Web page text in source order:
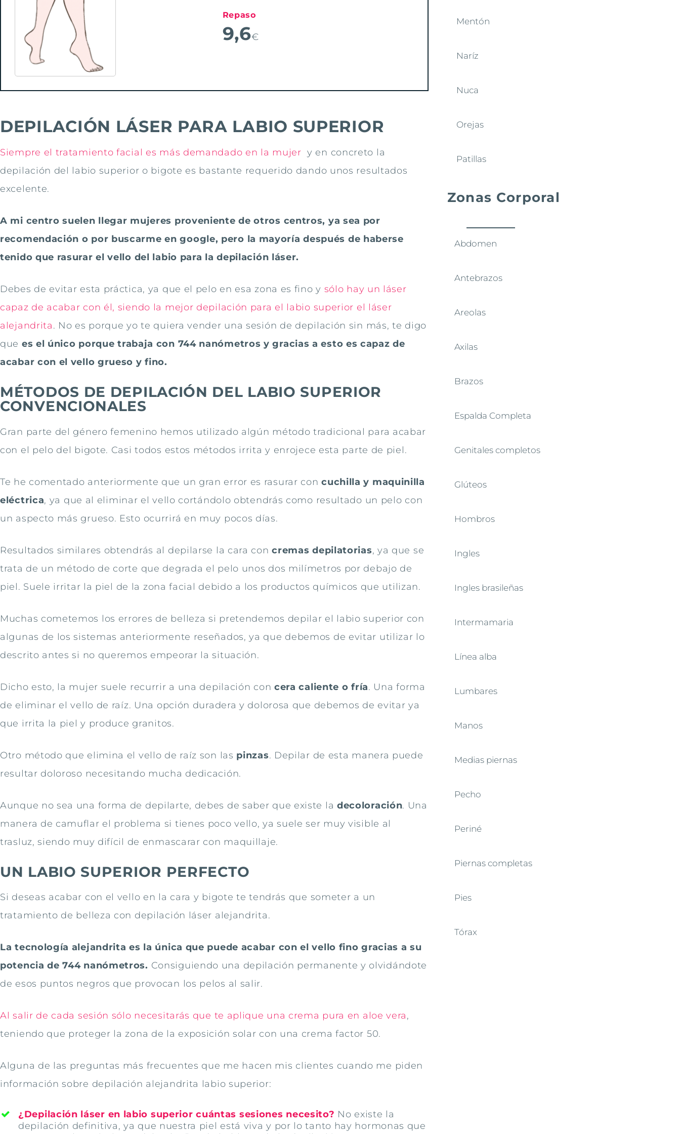
Repaso
9,6€
DEPILACIÓN LÁSER PARA LABIO SUPERIOR
Siempre el tratamiento facial es más demandado en la mujer y en concreto la
depilación del labio superior o bigote es bastante requerido dando unos resultados
excelente.
A mi centro suelen llegar mujeres proveniente de otros centros, ya sea por
recomendación o por buscarme en google, pero la mayoría después de haberse
tenido que rasurar el vello del labio para la depilación láser.
Debes de evitar esta práctica, ya que el pelo en esa zona es fino y sólo hay un láser
capaz de acabar con él, siendo la mejor depilación para el labio superior el láser
alejandrita. No es porque yo te quiera vender una sesión de depilación sin más, te digo
que es el único porque trabaja con 744 nanómetros y gracias a esto es capaz de
acabar con el vello grueso y fino.
MÉTODOS DE DEPILACIÓN DEL LABIO SUPERIOR
CONVENCIONALES
Gran parte del género femenino hemos utilizado algún método tradicional para acabar
con el pelo del bigote. Casi todos estos métodos irrita y enrojece esta parte de piel.
Te he comentado anteriormente que un gran error es rasurar con cuchilla y maquinilla
eléctrica, ya que al eliminar el vello cortándolo obtendrás como resultado un pelo con
un aspecto más grueso. Esto ocurrirá en muy pocos días.
Resultados similares obtendrás al depilarse la cara concremas depilatorias, ya que se
trata de un método de corte que degrada el pelo unos dos milímetros por debajo de
piel. Suele irritar la piel de la zona facial debido a los productos químicos que utilizan.
Muchas cometemos los errores de belleza si pretendemos depilar el labio superior con
algunas de los sistemas anteriormente reseñados, ya que debemos de evitar utilizar lo
descrito antes si no queremos empeorar la situación.
Dicho esto, la mujer suele recurrir a una depilación con cera caliente o fría. Una forma
de eliminar el vello de raíz. Una opción duradera y dolorosa que debemos de evitar ya
que irrita la piel y produce granitos.
Otro método que elimina el vello de raíz son las pinzas. Depilar de esta manera puede
resultar doloroso necesitando mucha dedicación.
Aunque no sea una forma de depilarte, debes de saber que existe la decoloración. Una
manera de camuflar el problema si tienes poco vello, ya suele ser muy visible al
trasluz, siendo muy difícil de enmascarar con maquillaje.
UN LABIO SUPERIOR PERFECTO
Si deseas acabar con el vello en la cara y bigote te tendrás que someter a un
tratamiento de belleza con depilación láser alejandrita.
La tecnología alejandrita es la única que puede acabar con el vello fino gracias a su
potencia de 744 nanómetros. Consiguiendo una depilación permanente y olvidándote
de esos puntos negros que provocan los pelos al salir.
Al salir de cada sesión sólo necesitarás que te aplique una crema pura en aloe vera,
teniendo que proteger la zona de la exposición solar con una crema factor 50.
Alguna de las preguntas más frecuentes que me hacen mis clientes cuando me piden
información sobre depilación alejandrita labio superior:
¿Depilación láser en labio superior cuántas sesiones necesito? No existe la
depilación definitiva, ya que nuestra piel está viva y por lo tanto hay hormonas que
Mentón
Naríz
Nuca
Orejas
Patillas
Zonas Corporal
Abdomen
Antebrazos
Areolas
Axilas
Brazos
Espalda Completa
Genitales completos
Glúteos
Hombros
Ingles
Ingles brasileñas
Intermamaria
Línea alba
Lumbares
Manos
Medias piernas
Pecho
Periné
Piernas completas
Pies
Tórax